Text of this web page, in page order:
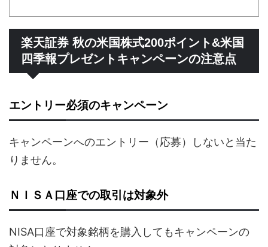
楽天証券 秋の米国株式200ポイント&米国
四季報プレゼントキャンペーンの注意点
エントリー必須のキャンペーン
キャンペーンへのエントリー（応募）しないと当た
りません。
ＮＩＳＡ口座での取引は対象外
NISA口座で対象銘柄を購入してもキャンペーンの